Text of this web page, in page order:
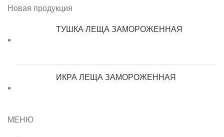
Новая продукция
ТУШКА ЛЕЩА ЗАМОРОЖЕННАЯ
ИКРА ЛЕЩА ЗАМОРОЖЕННАЯ
МЕНЮ